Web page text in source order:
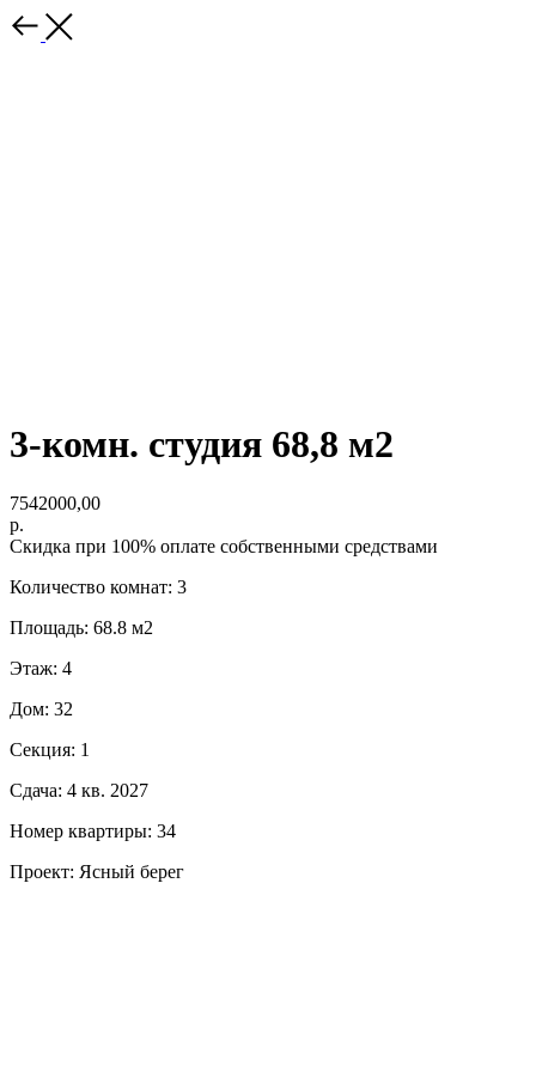
3-комн. студия 68,8 м2
7542000,00
р.
Скидка при 100% оплате собственными средствами
Количество комнат: 3
Площадь: 68.8 м2
Этаж: 4
Дом: 32
Секция: 1
Сдача: 4 кв. 2027
Номер квартиры: 34
Проект: Ясный берег